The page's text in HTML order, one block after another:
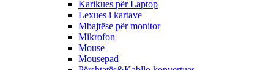
Karikues për Laptop
Lexues i kartave
Mbajtëse për monitor
Mikrofon
Mouse
Mousepad